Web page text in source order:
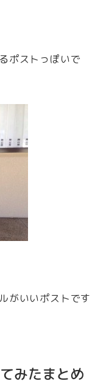
ポストっぽいで
がいいポストです
みたまとめ